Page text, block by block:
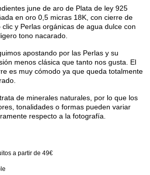
june de aro de Plata de ley 925
en oro 0,5 micras 18K, con cierre de
clic y Perlas orgánicas de agua dulce con
tono nacarado.
apostando por las Perlas y su
menos clásica que tanto nos gusta. El
es muy cómodo ya que queda totalmente
de minerales naturales, por lo que los
tonalidades o formas pueden variar
respecto a la fotografía.
a partir de 49€